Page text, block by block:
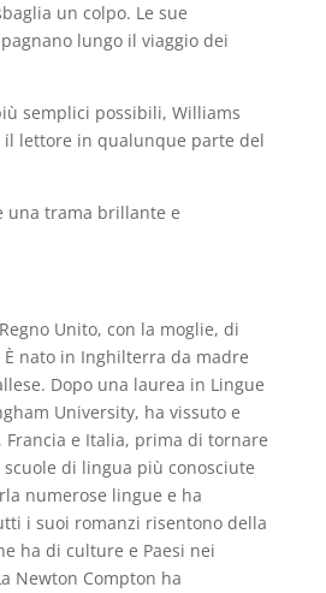
un colpo. Le sue
lungo il viaggio dei
semplici possibili, Williams
il lettore in qualunque parte del
una trama brillante e
Unito, con la moglie, di
nato in Inghilterra da madre
Dopo una laurea in Lingue
University, ha vissuto e
Francia e Italia, prima di tornare
di lingua più conosciute
numerose lingue e ha
i suoi romanzi risentono della
ha di culture e Paesi nei
Newton Compton ha